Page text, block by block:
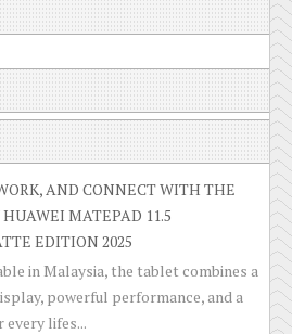
AND CONNECT WITH THE
MATEPAD 11.5
EDITION 2025
in Malaysia, the tablet combines a
powerful performance, and a
every lifes...